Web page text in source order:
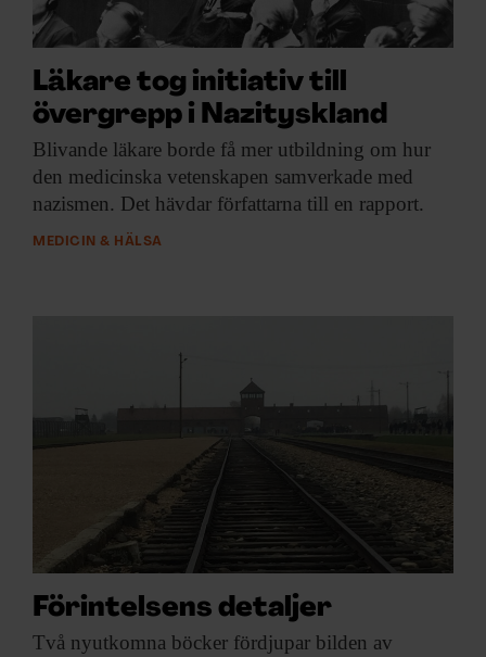
ARKIV & E-TIDNING
LYSSNA/PODD
EVENEMANG & RESOR
SHOP
KONTAKTA F&F
PRENUMERERA PÅ F&F
ANNONSERA I F&F
Läkare tog initiativ till
övergrepp i Nazityskland
Blivande läkare borde få mer utbildning om hur
den medicinska vetenskapen samverkade med
nazismen. Det hävdar författarna till en rapport.
MEDICIN & HÄLSA
Förintelsens detaljer
Två nyutkomna böcker fördjupar bilden av